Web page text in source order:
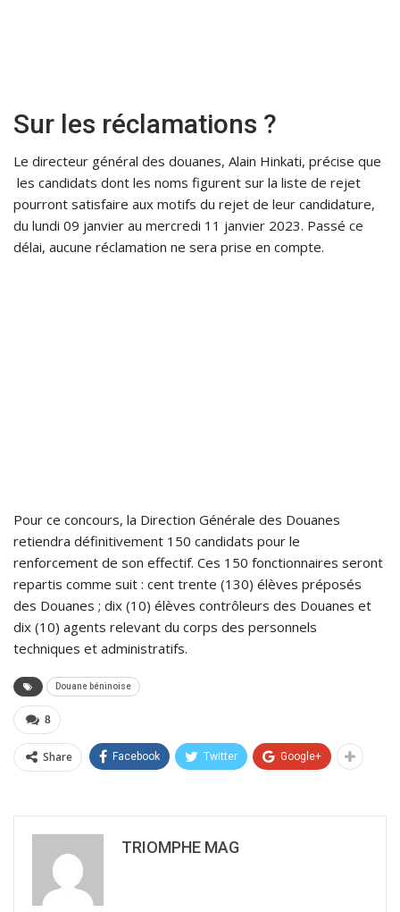
Sur les réclamations ?
Le directeur général des douanes, Alain Hinkati, précise que
les candidats dont les noms figurent sur la liste de rejet
pourront satisfaire aux motifs du rejet de leur candidature,
du lundi 09 janvier au mercredi 11 janvier 2023. Passé ce
délai, aucune réclamation ne sera prise en compte.
Pour ce concours, la Direction Générale des Douanes
retiendra définitivement 150 candidats pour le
renforcement de son effectif. Ces 150 fonctionnaires seront
repartis comme suit : cent trente (130) élèves préposés
des Douanes ; dix (10) élèves contrôleurs des Douanes et
dix (10) agents relevant du corps des personnels
techniques et administratifs.
Douane béninoise
8
Share Facebook Twitter Google+
TRIOMPHE MAG